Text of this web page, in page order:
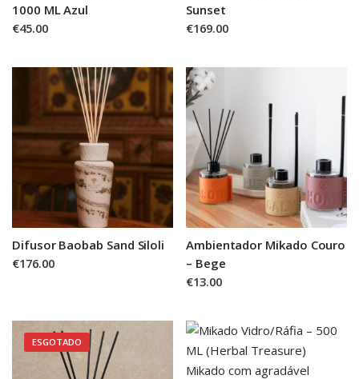
1000 ML Azul
€45.00
Sunset
€169.00
Difusor Baobab Sand Siloli
€176.00
Ambientador Mikado Couro
– Bege
€13.00
ESGOTADO